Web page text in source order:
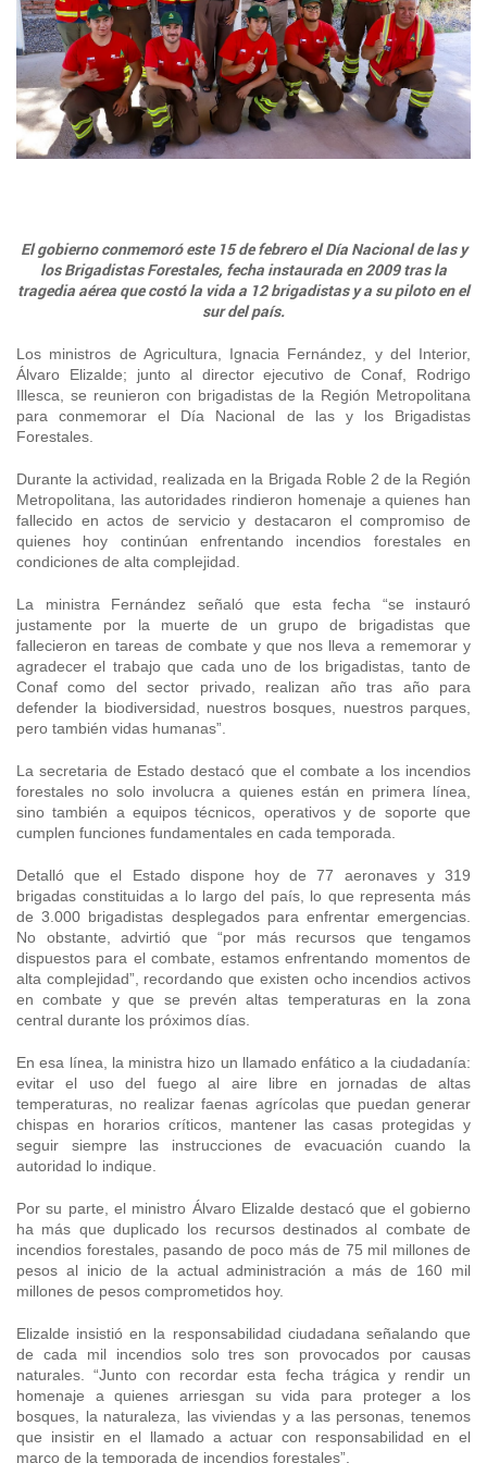
Oficina virtual de atención ciudadana
Indicadores de Gestión
Trabaje en INDAP
Programa de Alianzas Productivas
Crédito Corto Plazo
Ver todos los Programas
Concursos de Fomento
Biobío
Magallanes
Seminarios
Biblioteca
Contacto de Prensa
Podcast
Biblioteca
El gobierno conmemoró este 15 de febrero el Día Nacional de las y
los Brigadistas Forestales, fecha instaurada en 2009 tras la
tragedia aérea que costó la vida a 12 brigadistas y a su piloto en el
sur del país.
Los ministros de Agricultura, Ignacia Fernández, y del Interior,
Álvaro Elizalde; junto al director ejecutivo de Conaf, Rodrigo
Illesca, se reunieron con brigadistas de la Región Metropolitana
para conmemorar el Día Nacional de las y los Brigadistas
Forestales.
Durante la actividad, realizada en la Brigada Roble 2 de la Región
Metropolitana, las autoridades rindieron homenaje a quienes han
fallecido en actos de servicio y destacaron el compromiso de
quienes hoy continúan enfrentando incendios forestales en
condiciones de alta complejidad.
La ministra Fernández señaló que esta fecha “se instauró
justamente por la muerte de un grupo de brigadistas que
fallecieron en tareas de combate y que nos lleva a rememorar y
agradecer el trabajo que cada uno de los brigadistas, tanto de
Conaf como del sector privado, realizan año tras año para
defender la biodiversidad, nuestros bosques, nuestros parques,
pero también vidas humanas”.
La secretaria de Estado destacó que el combate a los incendios
forestales no solo involucra a quienes están en primera línea,
sino también a equipos técnicos, operativos y de soporte que
cumplen funciones fundamentales en cada temporada.
Detalló que el Estado dispone hoy de 77 aeronaves y 319
brigadas constituidas a lo largo del país, lo que representa más
de 3.000 brigadistas desplegados para enfrentar emergencias.
No obstante, advirtió que “por más recursos que tengamos
dispuestos para el combate, estamos enfrentando momentos de
alta complejidad”, recordando que existen ocho incendios activos
en combate y que se prevén altas temperaturas en la zona
central durante los próximos días.
En esa línea, la ministra hizo un llamado enfático a la ciudadanía:
evitar el uso del fuego al aire libre en jornadas de altas
temperaturas, no realizar faenas agrícolas que puedan generar
chispas en horarios críticos, mantener las casas protegidas y
seguir siempre las instrucciones de evacuación cuando la
autoridad lo indique.
Por su parte, el ministro Álvaro Elizalde destacó que el gobierno
ha más que duplicado los recursos destinados al combate de
incendios forestales, pasando de poco más de 75 mil millones de
pesos al inicio de la actual administración a más de 160 mil
millones de pesos comprometidos hoy.
Elizalde insistió en la responsabilidad ciudadana señalando que
de cada mil incendios solo tres son provocados por causas
naturales. “Junto con recordar esta fecha trágica y rendir un
homenaje a quienes arriesgan su vida para proteger a los
bosques, la naturaleza, las viviendas y a las personas, tenemos
que insistir en el llamado a actuar con responsabilidad en el
marco de la temporada de incendios forestales”.